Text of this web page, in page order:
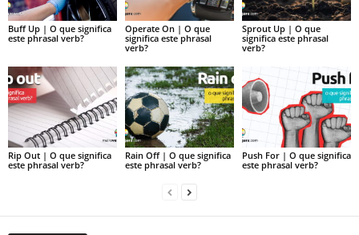
Buff Up | O que significa
este phrasal verb?
Operate On | O que
significa este phrasal
verb?
Sprout Up | O que
significa este phrasal
verb?
Rip Out | O que significa
este phrasal verb?
Rain Off | O que significa
este phrasal verb?
Push For | O que significa
este phrasal verb?